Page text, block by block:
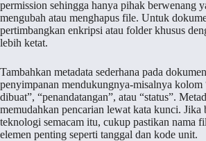
permission sehingga hanya pihak berwenang
mengubah atau menghapus file. Untuk
pertimbangkan enkripsi atau folder khusus
lebih ketat.
Tambahkan metadata sederhana pada
penyimpanan mendukungnya-misalnya kolom
dibuat”, “penandatangan”, atau “status”.
memudahkan pencarian lewat kata kunci. Jika
teknologi semacam itu, cukup pastikan nama
elemen penting seperti tanggal dan kode unit.